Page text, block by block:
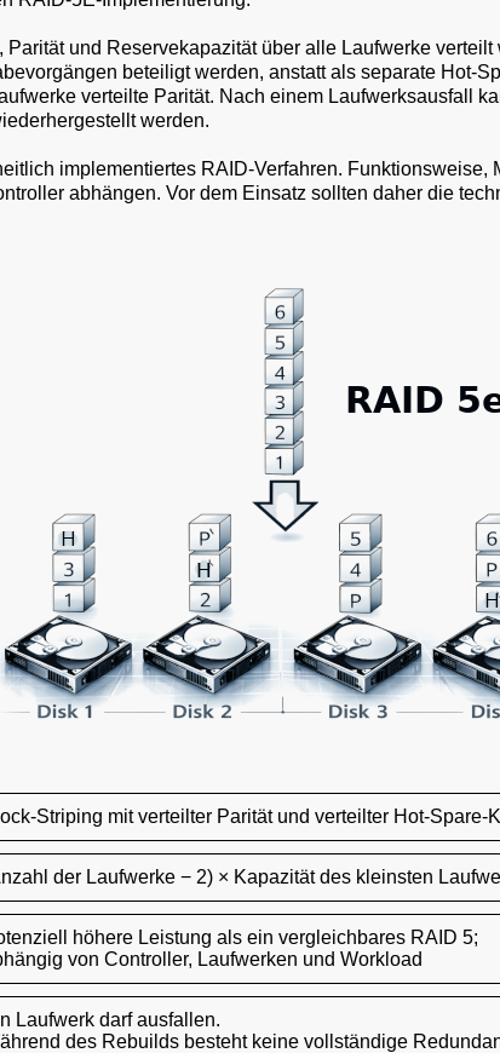
und Reservekapazität über alle Laufwerke
beteiligt werden, anstatt als separate Hot-
verteilte Parität. Nach einem Laufwerksausfall
werden.
implementiertes RAID-Verfahren.
abhängen. Vor dem Einsatz sollten daher die
Striping mit verteilter Parität und verteilter Hot-Spare-
der Laufwerke − 2) × Kapazität des kleinsten
höhere Leistung als ein vergleichbares RAID 5;
von Controller, Laufwerken und Workload
Laufwerk darf ausfallen.
des Rebuilds besteht keine vollständige